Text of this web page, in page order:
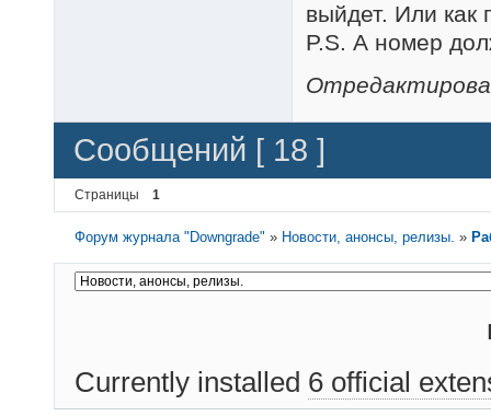
выйдет. Или как
P.S. А номер
Сообщений [ 18 ]
Страницы 1
Форум журнала "Downgrade" » Новости, анонсы, релизы. »
Currently installed 6 official